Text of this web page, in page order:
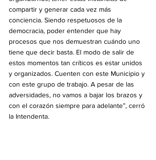
compartir y generar cada vez más
conciencia. Siendo respetuosos de la
democracia, poder entender que hay
procesos que nos demuestran cuándo uno
tiene que decir basta. El modo de salir de
estos momentos tan críticos es estar unidos
y organizados. Cuenten con este Municipio y
con este grupo de trabajo. A pesar de las
adversidades, no vamos a bajar los brazos y
con el corazón siempre para adelante”, cerró
la Intendenta.